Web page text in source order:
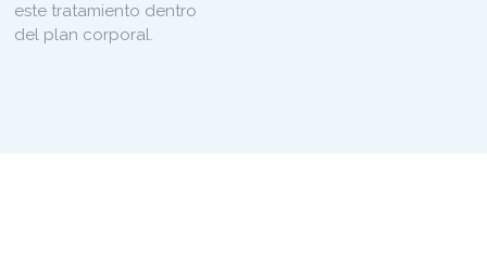
este tratamiento dentro
del plan corporal.